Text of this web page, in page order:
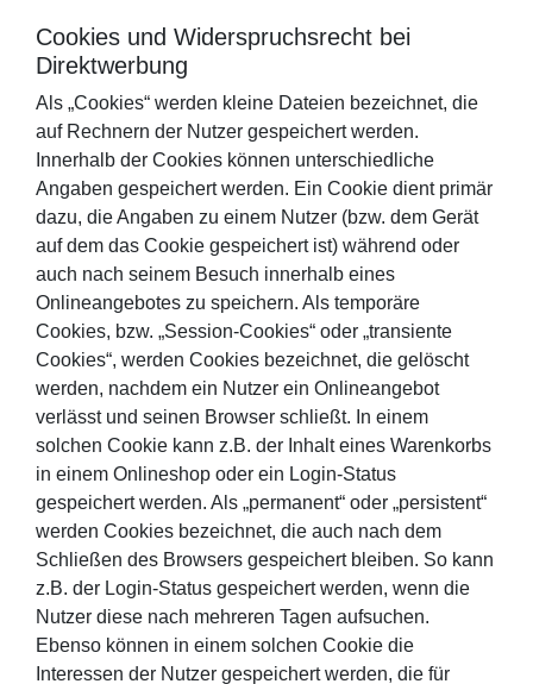
Cookies und Widerspruchsrecht bei
Direktwerbung
Als „Cookies“ werden kleine Dateien bezeichnet, die
auf Rechnern der Nutzer gespeichert werden.
Innerhalb der Cookies können unterschiedliche
Angaben gespeichert werden. Ein Cookie dient primär
dazu, die Angaben zu einem Nutzer (bzw. dem Gerät
auf dem das Cookie gespeichert ist) während oder
auch nach seinem Besuch innerhalb eines
Onlineangebotes zu speichern. Als temporäre
Cookies, bzw. „Session-Cookies“ oder „transiente
Cookies“, werden Cookies bezeichnet, die gelöscht
werden, nachdem ein Nutzer ein Onlineangebot
verlässt und seinen Browser schließt. In einem
solchen Cookie kann z.B. der Inhalt eines Warenkorbs
in einem Onlineshop oder ein Login-Status
gespeichert werden. Als „permanent“ oder „persistent“
werden Cookies bezeichnet, die auch nach dem
Schließen des Browsers gespeichert bleiben. So kann
z.B. der Login-Status gespeichert werden, wenn die
Nutzer diese nach mehreren Tagen aufsuchen.
Ebenso können in einem solchen Cookie die
Interessen der Nutzer gespeichert werden, die für